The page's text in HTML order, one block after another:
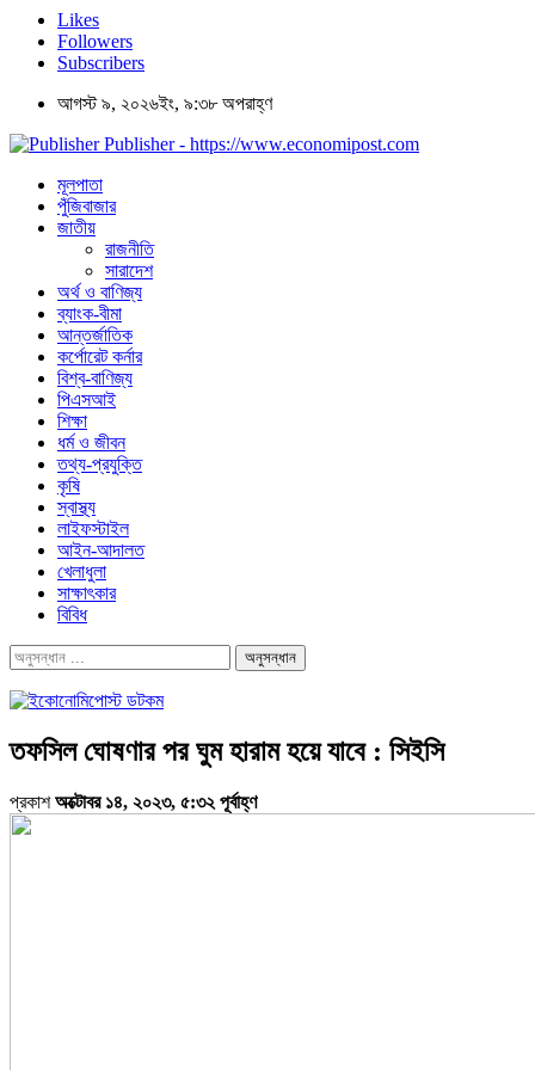
Likes
Followers
Subscribers
আগস্ট ৯, ২০২৬ইং, ৯:৩৮ অপরাহ্ণ
Publisher - https://www.economipost.com
মূলপাতা
পুঁজিবাজার
জাতীয়
রাজনীতি
সারাদেশ
অর্থ ও বাণিজ্য
ব্যাংক-বীমা
আন্তর্জাতিক
কর্পোরেট কর্নার
বিশ্ব-বাণিজ্য
পিএসআই
শিক্ষা
ধর্ম ও জীবন
তথ্য-প্রযুক্তি
কৃষি
স্বাস্থ্য
লাইফস্টাইল
আইন-আদালত
খেলাধুলা
সাক্ষাৎকার
বিবিধ
তফসিল ঘোষণার পর ঘুম হারাম হয়ে যাবে : সিইসি
প্রকাশঅক্টোবর ১৪, ২০২৩, ৫:৩২ পূর্বাহ্ণ